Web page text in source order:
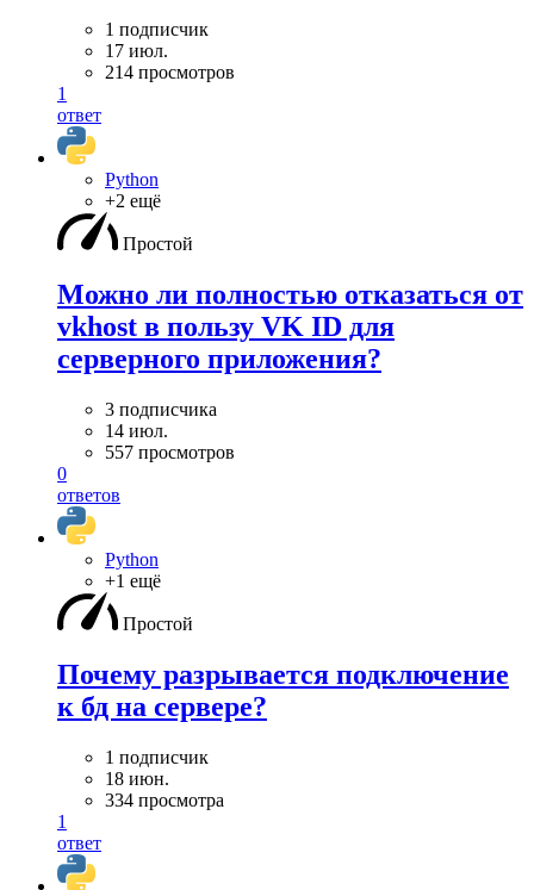
1 подписчик
17 июл.
214 просмотров
1
ответ
Python
+2 ещё
Простой
Можно ли полностью отказаться от
vkhost в пользу VK ID для
серверного приложения?
3 подписчика
14 июл.
557 просмотров
0
ответов
Python
+1 ещё
Простой
Почему разрывается подключение
к бд на сервере?
1 подписчик
18 июн.
334 просмотра
1
ответ